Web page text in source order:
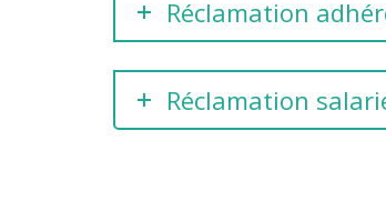
Réclamation
Réclamation